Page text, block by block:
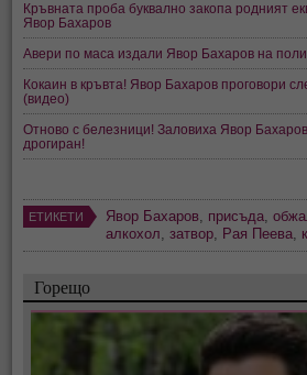
Кръвната проба буквално закопа родният
Явор Бахаров
Авери по маса издали Явор Бахаров на
Кокаин в кръвта! Явор Бахаров проговори
(видео)
Отново с белезници! Заловиха Явор
дрогиран!
ЕТИКЕТИ Явор Бахаров, присъда,
алкохол,затвор, Рая Пеева,
Горещо